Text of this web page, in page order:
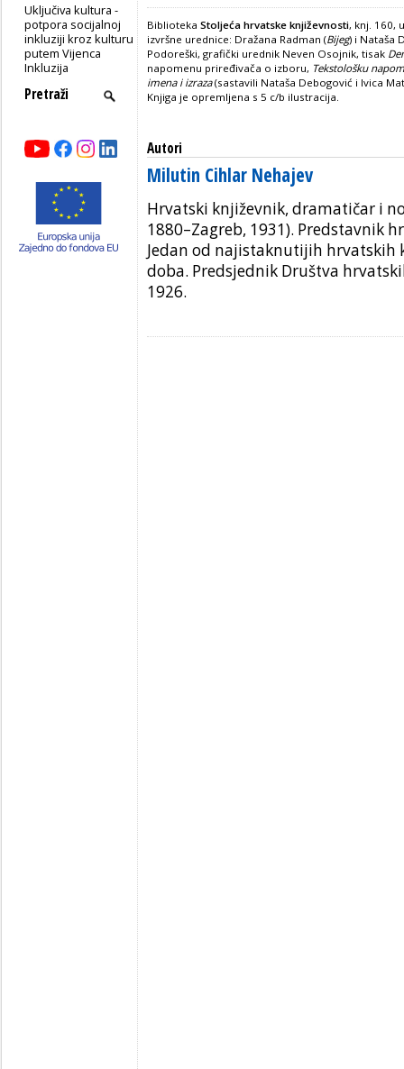
Uključiva kultura -
potpora socijalnoj
inkluziji kroz kulturu
putem Vijenca
Inkluzija
Biblioteka Stoljeća hrvatske književnosti, knj. 160,
izvršne urednice: Dražana Radman (Bijeg) i Nataša
Podoreški, grafički urednik Neven Osojnik, tisak
napomenu priređivača o izboru, Tekstološku
imena i izraza(sastavili Nataša Debogović i Ivica
Knjiga je opremljena s 5 c/b ilustracija.
Autori
Milutin Cihlar Nehajev
Hrvatski književnik, dramatičar i
1880–Zagreb, 1931). Predstavnik
Jedan od najistaknutijih hrvatskih
doba. Predsjednik Društva
1926.